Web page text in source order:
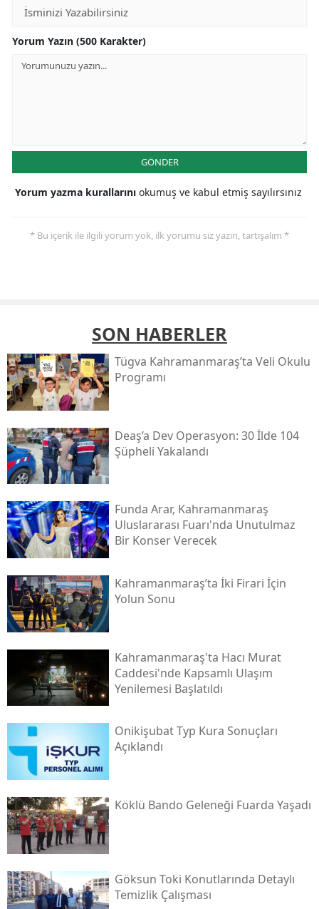
Yorum Yazın (500 Karakter)
GÖNDER
Yorum yazma kurallarını okumuş ve kabul etmiş sayılırsınız
* Bu içerik ile ilgili yorum yok, ilk yorumu siz yazın, tartışalım *
SON HABERLER
Tügva Kahramanmaraş’ta Veli Okulu
Programı
Deaş’a Dev Operasyon: 30 İlde 104
Şüpheli Yakalandı
Funda Arar, Kahramanmaraş
Uluslararası Fuarı'nda Unutulmaz
Bir Konser Verecek
Kahramanmaraş’ta İki Firari İçin
Yolun Sonu
Kahramanmaraş'ta Hacı Murat
Caddesi'nde Kapsamlı Ulaşım
Yenilemesi Başlatıldı
Onikişubat Typ Kura Sonuçları
Açıklandı
Köklü Bando Geleneği Fuarda Yaşadı
Göksun Toki̇ Konutlarında Detaylı
Temizlik Çalışması